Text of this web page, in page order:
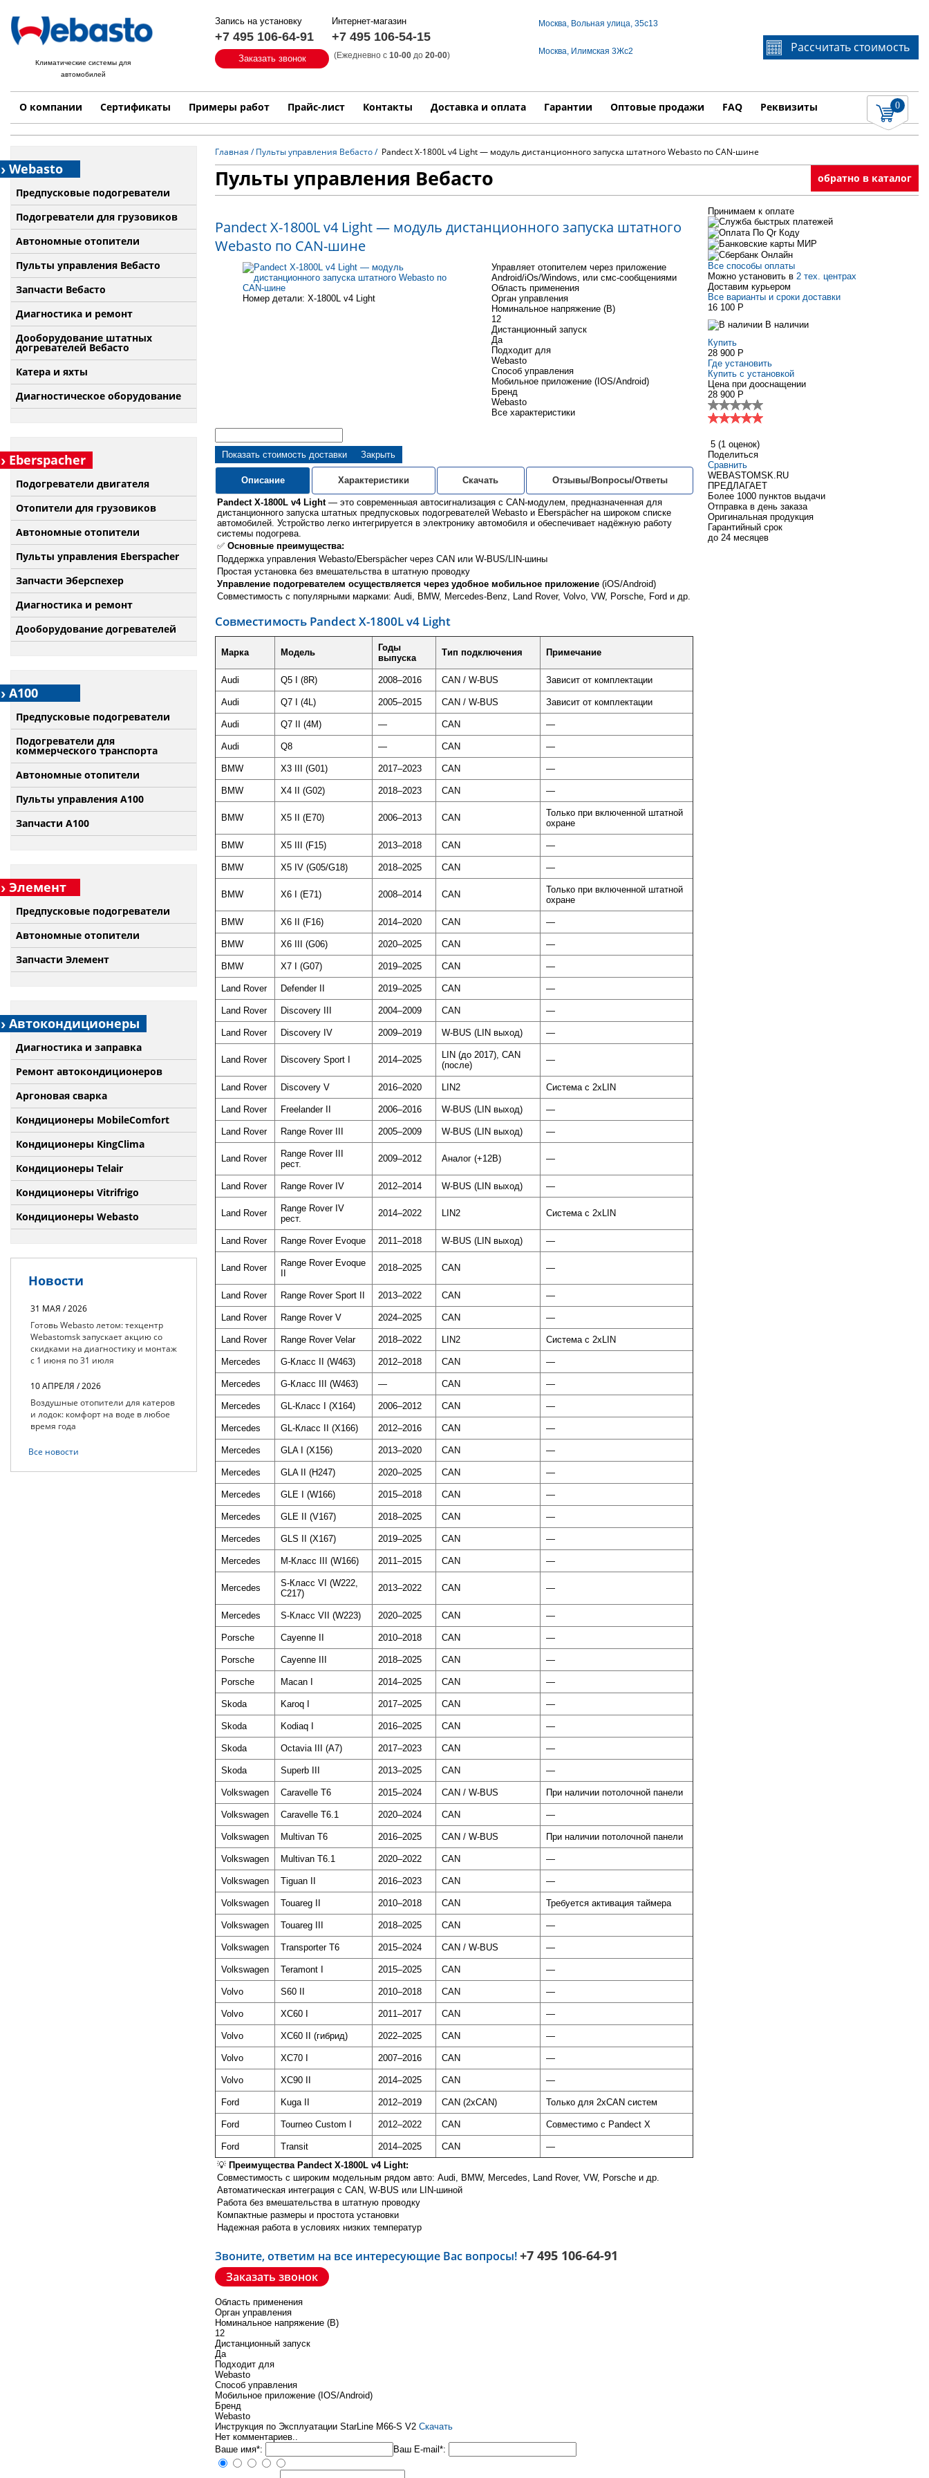
Климатические системы для
автомобилей
Запись на установку
+7 495 106-64-91
Заказать звонок
Интернет-магазин
+7 495 106-54-15
(Ежедневно с 10-00 до 20-00)
Москва, Вольная улица, 35с13
Москва, Илимская 3Жс2 Рассчитать стоимость
О компании Сертификаты Примеры работ Прайс-лист Контакты Доставка и оплата Гарантии Оптовые продажи FAQ Реквизиты 0
Быстрый поиск:
Если Вы не знаете идентификационный номер
запчасти, звоните по телефону+7 495 106-64-91, мы
Примеры работ Бренд Модель Выполняемые работы
Webasto
Предпусковые подогреватели
Подогреватели для грузовиков
Автономные отопители
Пульты управления Вебасто
Запчасти Вебасто
Диагностика и ремонт
Дооборудование штатных
догревателей Вебасто
Катера и яхты
Диагностическое оборудование
Eberspacher
Подогреватели двигателя
Отопители для грузовиков
Автономные отопители
Пульты управления Eberspacher
Запчасти Эберспехер
Диагностика и ремонт
Дооборудование догревателей
А100
Предпусковые подогреватели
Подогреватели для
коммерческого транспорта
Автономные отопители
Пульты управления A100
Запчасти А100
Элемент
Предпусковые подогреватели
Автономные отопители
Запчасти Элемент
Автокондиционеры
Диагностика и заправка
Ремонт автокондиционеров
Аргоновая сварка
Кондиционеры MobileComfort
Кондиционеры KingClima
Кондиционеры Telair
Кондиционеры Vitrifrigo
Кондиционеры Webasto
Новости
31 МАЯ / 2026
Готовь Webasto летом: техцентр
Webastomsk запускает акцию со
скидками на диагностику и монтаж
с 1 июня по 31 июля
10 АПРЕЛЯ / 2026
Воздушные отопители для катеров
и лодок: комфорт на воде в любое
время года
Все новости
Главная / Пульты управления Вебасто/ Pandect X-1800L v4 Light — модуль дистанционного запуска штатного Webasto по CAN-шине
обратно в каталог
Пульты управления Вебасто
Принимаем к оплате
Все способы оплаты
Можно установить в 2 тех. центрах
Доставим курьером
Все варианты и сроки доставки
16 100P
В наличии
Купить
28 900 P
Где установить
Купить с установкой
Цена при дооснащении
28 900 P
5 (1 оценок)
Поделиться
Сравнить
WEBASTOMSK.RU
ПРЕДЛАГАЕТ
Более 1000 пунктов выдачи
Отправка в день заказа
Оригинальная продукция
Гарантийный срок
до 24 месяцев
Pandect X-1800L v4 Light — модуль дистанционного запуска штатного
Webasto по CAN-шине
Номер детали: X-1800L v4 Light
Управляет отопителем через приложение
Android/iOs/Windows, или смс-сообщениями
Область применения
Орган управления
Номинальное напряжение (В)
12
Дистанционный запуск
Да
Подходит для
Webasto
Способ управления
Мобильное приложение (IOS/Android)
Бренд
Webasto
Все характеристики
Показать стоимость доставки Закрыть
Описание Характеристики Скачать Отзывы/Вопросы/Ответы
Pandect X-1800L v4 Light— это современныая автосигнализация с CAN-модулем, предназначенная для
дистанционного запуска штатных предпусковых подогревателей Webasto и Eberspächer на широком списке
автомобилей. Устройство легко интегрируется в электронику автомобиля и обеспечивает надёжную работу
системы подогрева.
✅ Основные преимущества:
Поддержка управления Webasto/Eberspächer через CAN или W-BUS/LIN-шины
Простая установка без вмешательства в штатную проводку
Управление подогревателем осуществляется через удобное мобильное приложение (iOS/Android)
Совместимость с популярными марками: Audi, BMW, Mercedes-Benz, Land Rover, Volvo, VW, Porsche, Ford и др.
Совместимость PandectX-1800Lv4 Light
Марка Модель
Годы
выпуска
Тип подключения Примечание
Audi Q5 I (8R) 2008–2016 CAN / W-BUS Зависит от комплектации
Audi Q7 I (4L) 2005–2015 CAN / W-BUS Зависит от комплектации
Audi Q7 II (4M) — CAN —
Audi Q8 — CAN —
BMW X3 III (G01) 2017–2023 CAN —
BMW X4 II (G02) 2018–2023 CAN —
BMW X5 II (E70) 2006–2013 CAN
Только при включенной штатной
охране
BMW X5 III (F15) 2013–2018 CAN —
BMW X5 IV (G05/G18) 2018–2025 CAN —
BMW X6 I (E71) 2008–2014 CAN
Только при включенной штатной
охране
BMW X6 II (F16) 2014–2020 CAN —
BMW X6 III (G06) 2020–2025 CAN —
BMW X7 I (G07) 2019–2025 CAN —
Land Rover Defender II 2019–2025 CAN —
Land Rover Discovery III 2004–2009 CAN —
Land Rover Discovery IV 2009–2019 W-BUS (LIN выход) —
Land Rover Discovery Sport I 2014–2025
LIN (до 2017), CAN
(после)
—
Land Rover Discovery V 2016–2020 LIN2 Система с 2xLIN
Land Rover Freelander II 2006–2016 W-BUS (LIN выход) —
Land Rover Range Rover III 2005–2009 W-BUS (LIN выход) —
Land Rover
Range Rover III
рест.
2009–2012 Аналог (+12В) —
Land Rover Range Rover IV 2012–2014 W-BUS (LIN выход) —
Land Rover
Range Rover IV
рест.
2014–2022 LIN2 Система с 2xLIN
Land Rover Range Rover Evoque 2011–2018 W-BUS (LIN выход) —
Land Rover
Range Rover Evoque
II
2018–2025 CAN —
Land Rover Range Rover Sport II 2013–2022 CAN —
Land Rover Range Rover V 2024–2025 CAN —
Land Rover Range Rover Velar 2018–2022 LIN2 Система с 2xLIN
Mercedes G-Класс II (W463) 2012–2018 CAN —
Mercedes G-Класс III (W463) — CAN —
Mercedes GL-Класс I (X164) 2006–2012 CAN —
Mercedes GL-Класс II (X166) 2012–2016 CAN —
Mercedes GLA I (X156) 2013–2020 CAN —
Mercedes GLA II (H247) 2020–2025 CAN —
Mercedes GLE I (W166) 2015–2018 CAN —
Mercedes GLE II (V167) 2018–2025 CAN —
Mercedes GLS II (X167) 2019–2025 CAN —
Mercedes M-Класс III (W166) 2011–2015 CAN —
Mercedes
S-Класс VI (W222,
C217)
2013–2022 CAN —
Mercedes S-Класс VII (W223) 2020–2025 CAN —
Porsche Cayenne II 2010–2018 CAN —
Porsche Cayenne III 2018–2025 CAN —
Porsche Macan I 2014–2025 CAN —
Skoda Karoq I 2017–2025 CAN —
Skoda Kodiaq I 2016–2025 CAN —
Skoda Octavia III (A7) 2017–2023 CAN —
Skoda Superb III 2013–2025 CAN —
Volkswagen Caravelle T6 2015–2024 CAN / W-BUS При наличии потолочной панели
Volkswagen Caravelle T6.1 2020–2024 CAN —
Volkswagen Multivan T6 2016–2025 CAN / W-BUS При наличии потолочной панели
Volkswagen Multivan T6.1 2020–2022 CAN —
Volkswagen Tiguan II 2016–2023 CAN —
Volkswagen Touareg II 2010–2018 CAN Требуется активация таймера
Volkswagen Touareg III 2018–2025 CAN —
Volkswagen Transporter T6 2015–2024 CAN / W-BUS —
Volkswagen Teramont I 2015–2025 CAN —
Volvo S60 II 2010–2018 CAN —
Volvo XC60 I 2011–2017 CAN —
Volvo XC60 II (гибрид) 2022–2025 CAN —
Volvo XC70 I 2007–2016 CAN —
Volvo XC90 II 2014–2025 CAN —
Ford Kuga II 2012–2019 CAN (2xCAN) Только для 2xCAN систем
Ford Tourneo Custom I 2012–2022 CAN Совместимо с Pandect X
Ford Transit 2014–2025 CAN
—
💡 Преимущества Pandect X-1800L v4 Light:
Совместимость с широким модельным рядом авто: Audi, BMW, Mercedes, Land Rover, VW, Porsche и др.
Автоматическая интеграция с CAN, W-BUS или LIN-шиной
Работа без вмешательства в штатную проводку
Компактные размеры и простота установки
Надежная работа в условиях низких температур
Звоните, ответим на все интересующие Вас вопросы!+7 495 106-64-91
Заказать звонок
Область применения
Орган управления
Номинальное напряжение (В)
12
Дистанционный запуск
Да
Подходит для
Webasto
Способ управления
Мобильное приложение (IOS/Android)
Бренд
Webasto
Инструкция по Эксплуатации StarLine M66-S V2 Скачать
Нет комментариев..
Ваше имя*:
Ваш E-mail*: